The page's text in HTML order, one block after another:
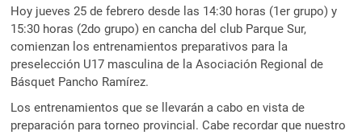
Hoy jueves 25 de febrero desde las 14:30 horas (1er grupo) y
15:30 horas (2do grupo) en cancha del club Parque Sur,
comienzan los entrenamientos preparativos para la
preselección U17 masculina de la Asociación Regional de
Básquet Pancho Ramírez.
Los entrenamientos que se llevarán a cabo en vista de
preparación para torneo provincial. Cabe recordar que nuestro